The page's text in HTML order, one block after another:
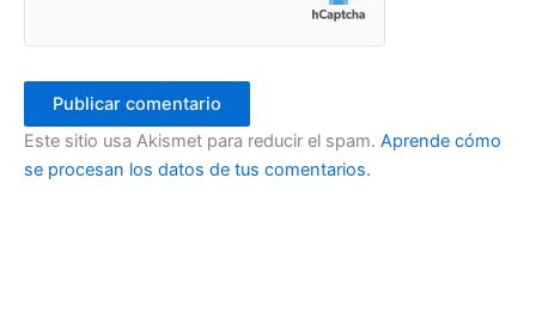
Este sitio usa Akismet para reducir el spam. Aprende cómo
se procesan los datos de tus comentarios.